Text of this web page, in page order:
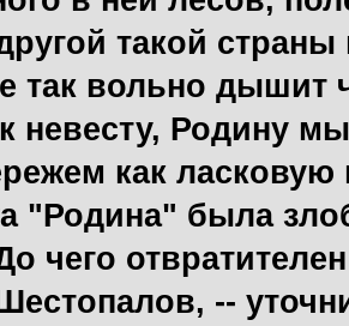
такой страны
так вольно дышит
невесту, Родину
как ласковую
"Родина" была
чего
--